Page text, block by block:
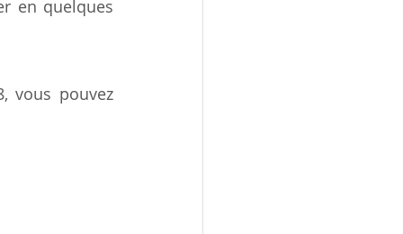
en quelques
vous pouvez